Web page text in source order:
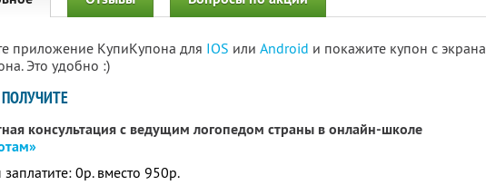
приложение КупиКупона для IOS или Android и покажите купон с экрана
Это удобно :)
консультация с ведущим логопедом страны в онлайн-школе
0р. вместо 950р.